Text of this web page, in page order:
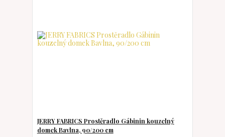
JERRY FABRICS Prostěradlo Gábinin kouzelný
domek Bavlna, 90/200 cm